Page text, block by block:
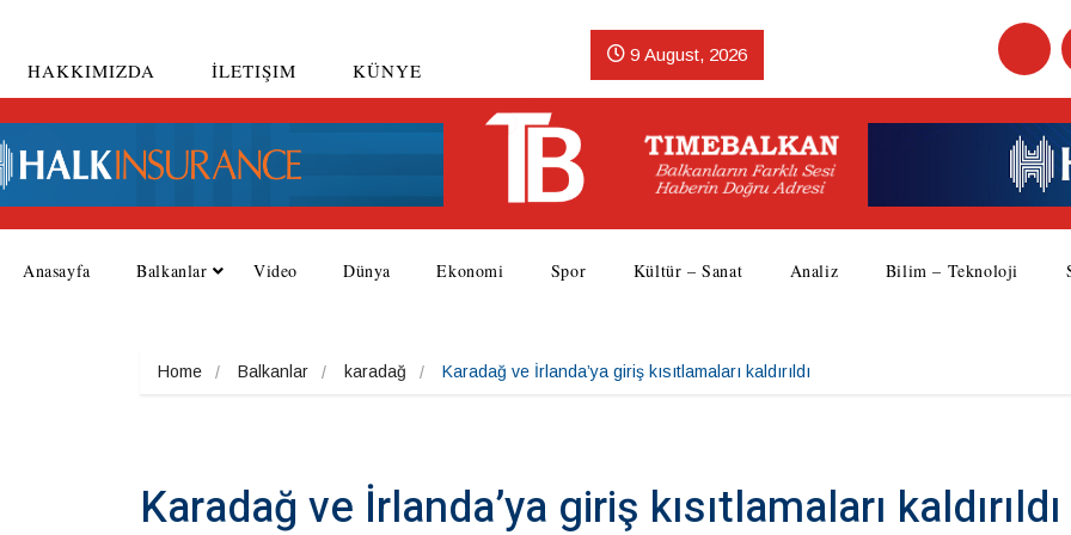
HAKKIMIZDA İLETIŞIM KÜNYE
9 August, 2026
Anasayfa Balkanlar Video Dünya Ekonomi Spor Kültür – Sanat Analiz Bilim – Teknoloji
Home Balkanlar karadağ Karadağ ve İrlanda’ya giriş kısıtlamaları kaldırıldı
Karadağ ve İrlanda’ya giriş kısıtlamaları kaldırıldı